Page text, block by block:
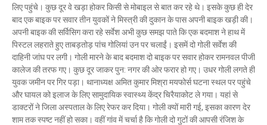
लिए पहुंचे। कुछ दूर वे खड़ा होकर किसी से मोबाइल से बात कर रहे थे। इसके कुछ ही देर
बाद एक बाइक पर सवार तीन युवकों ने मिस्त्री की दुकान के पास अपनी बाइक खड़ी की।
अपनी बाइक की सर्विसिग करा रहे सर्वेश अभी कुछ समझ पाते कि एक बदमाश ने हाथ में
पिस्टल लहराते हुए ताबड़तोड़ पांच गोलियां उन पर चलाईं। इसमें दो गोली सर्वेश की
दाहिनी जांघ पर लगी। गोली मारने के बाद बदमाश दो बाइक पर सवार होकर रामनवल पीजी
कालेज की तरफ गए। कुछ दूर जाकर पुन: नगर की ओर फरार हो गए। उधर गोली लगते ही
युवक जमीन पर गिर पड़ा। थानाध्यक्ष अमित कुमार मिश्रा मयफोर्स घटना स्थल पर पहुंचे
और घायल को इलाज के लिए सामुदायिक स्वास्थ्य केंद्र चिरैयाकोट ले गया। यहां से
डाक्टरों ने जिला अस्पताल के लिए रेफर कर दिया। गोली क्यों मारी गई, इसका कारण देर
शाम तक स्पष्ट नहीं हो सका। वहीं गांव में चर्चा है कि गोली दो गुटों की आपसी रंजिश के